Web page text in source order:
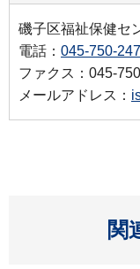
磯子区福祉保健セ
電話： 045-750-
ファクス：045-
メールアドレス：
関